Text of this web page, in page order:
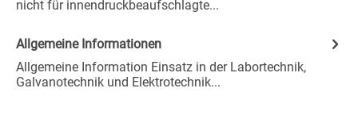
nicht für innendruckbeaufschlagte...
Allgemeine Informationen
Allgemeine Information Einsatz in der Labortechnik,
Galvanotechnik und Elektrotechnik...